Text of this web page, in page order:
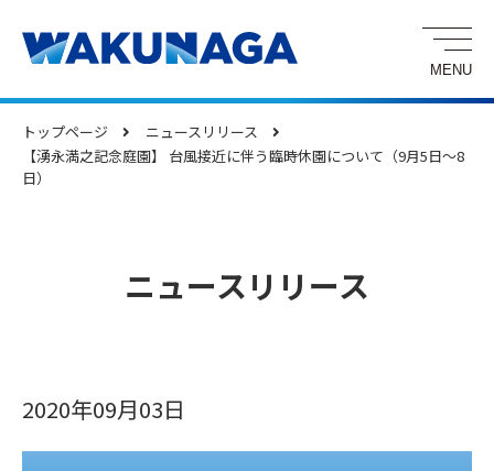
トップページ
ニュースリリース
【湧永満之記念庭園】 台風接近に伴う臨時休園について（9月5日～8
日）
ニュースリリース
2020年09月03日